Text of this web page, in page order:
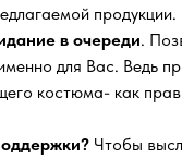
продукции.
в очереди.
для Вас. Ведь
костюма- как
Чтобы